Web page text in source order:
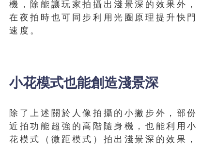
機，除能讓玩家拍攝出淺景深的效果外，
在夜拍時也可同步利用光圈原理提升快門
速度。
小花模式也能創造淺景深
除了上述關於人像拍攝的小撇步外，部份
近拍功能超強的高階隨身機，也能利用小
花模式（微距模式）拍出淺景深的效果，